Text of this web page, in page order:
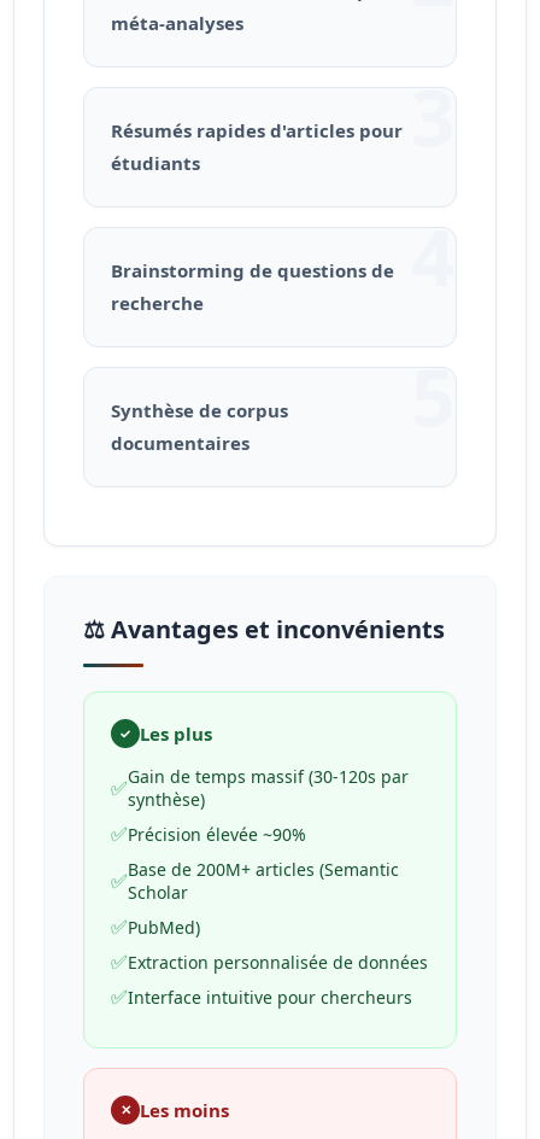
méta-analyses
3
Résumés rapides d'articles pour
étudiants
4
Brainstorming de questions de
recherche
5
Synthèse de corpus
documentaires
⚖️ Avantages et inconvénients
✓ Les plus
✅Gain de temps massif (30-120s par
synthèse)
✅Précision élevée ~90%
✅Base de 200M+ articles (Semantic
Scholar
✅PubMed)
✅Extraction personnalisée de données
✅Interface intuitive pour chercheurs
✕ Les moins